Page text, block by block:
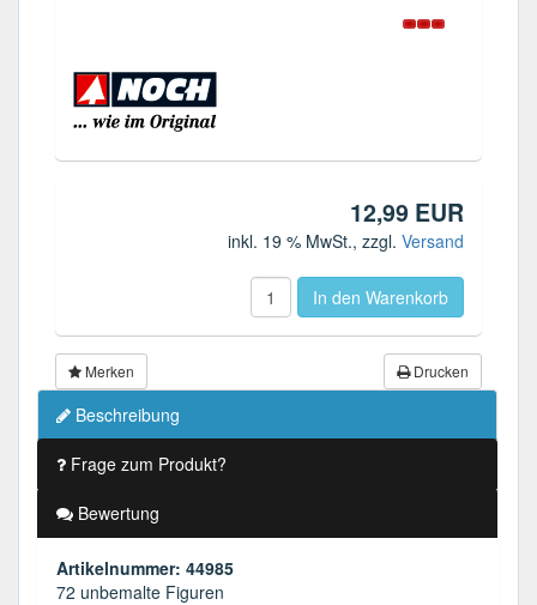
12,99 EUR
inkl. 19 % MwSt., zzgl. Versand
In den Warenkorb
Merken Drucken
Beschreibung
Frage zum Produkt?
Bewertung
Artikelnummer: 44985
72 unbemalte Figuren